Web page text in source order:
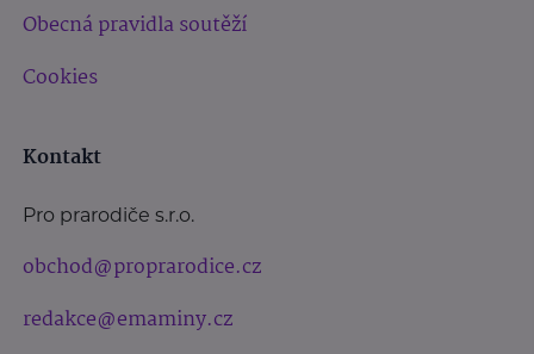
Obecná pravidla soutěží
Cookies
Kontakt
Pro prarodiče s.r.o.
obchod@proprarodice.cz
redakce@emaminy.cz